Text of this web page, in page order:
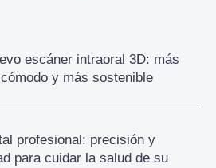
escáner intraoral 3D: más
y más sostenible
profesional: precisión y
para cuidar la salud de su